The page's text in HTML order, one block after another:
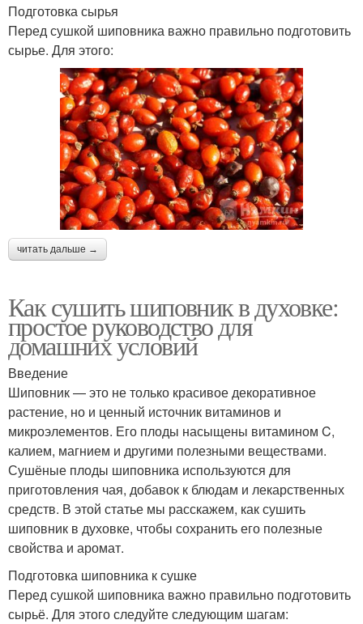
Подготовка сырья
Перед сушкой шиповника важно правильно подготовить
сырье. Для этого:
читать дальше →
Как сушить шиповник в духовке:
простое руководство для
домашних условий
Введение
Шиповник — это не только красивое декоративное
растение, но и ценный источник витаминов и
микроэлементов. Его плоды насыщены витамином C,
калием, магнием и другими полезными веществами.
Сушёные плоды шиповника используются для
приготовления чая, добавок к блюдам и лекарственных
средств. В этой статье мы расскажем, как сушить
шиповник в духовке, чтобы сохранить его полезные
свойства и аромат.
Подготовка шиповника к сушке
Перед сушкой шиповника важно правильно подготовить
сырьё. Для этого следуйте следующим шагам: